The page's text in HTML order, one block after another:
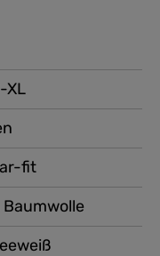
XL
fit
Baumwolle